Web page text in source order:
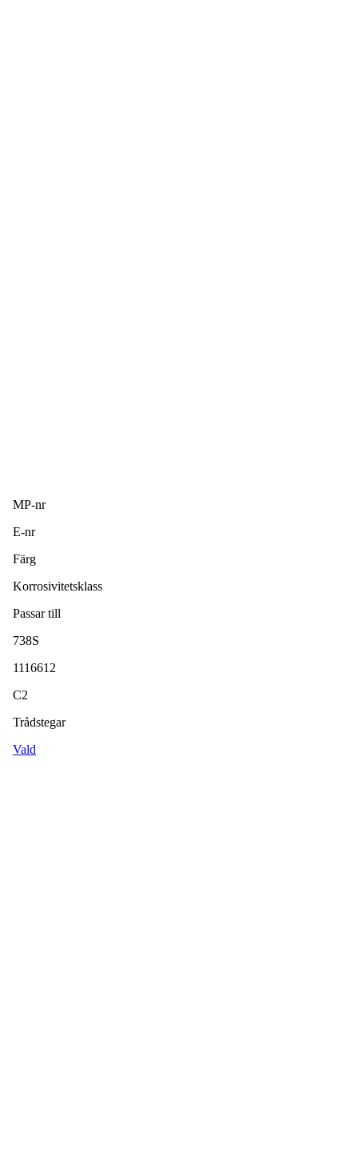
MP-nr
E-nr
Färg
Korrosivitetsklass
Passar till
738S
1116612
C2
Trådstegar
Vald